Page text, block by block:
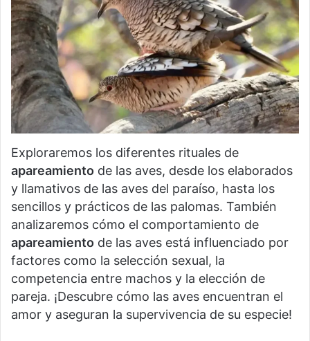
Exploraremos los diferentes rituales de
apareamiento de las aves, desde los elaborados
y llamativos de las aves del paraíso, hasta los
sencillos y prácticos de las palomas. También
analizaremos cómo el comportamiento de
apareamiento de las aves está influenciado por
factores como la selección sexual, la
competencia entre machos y la elección de
pareja. ¡Descubre cómo las aves encuentran el
amor y aseguran la supervivencia de su especie!